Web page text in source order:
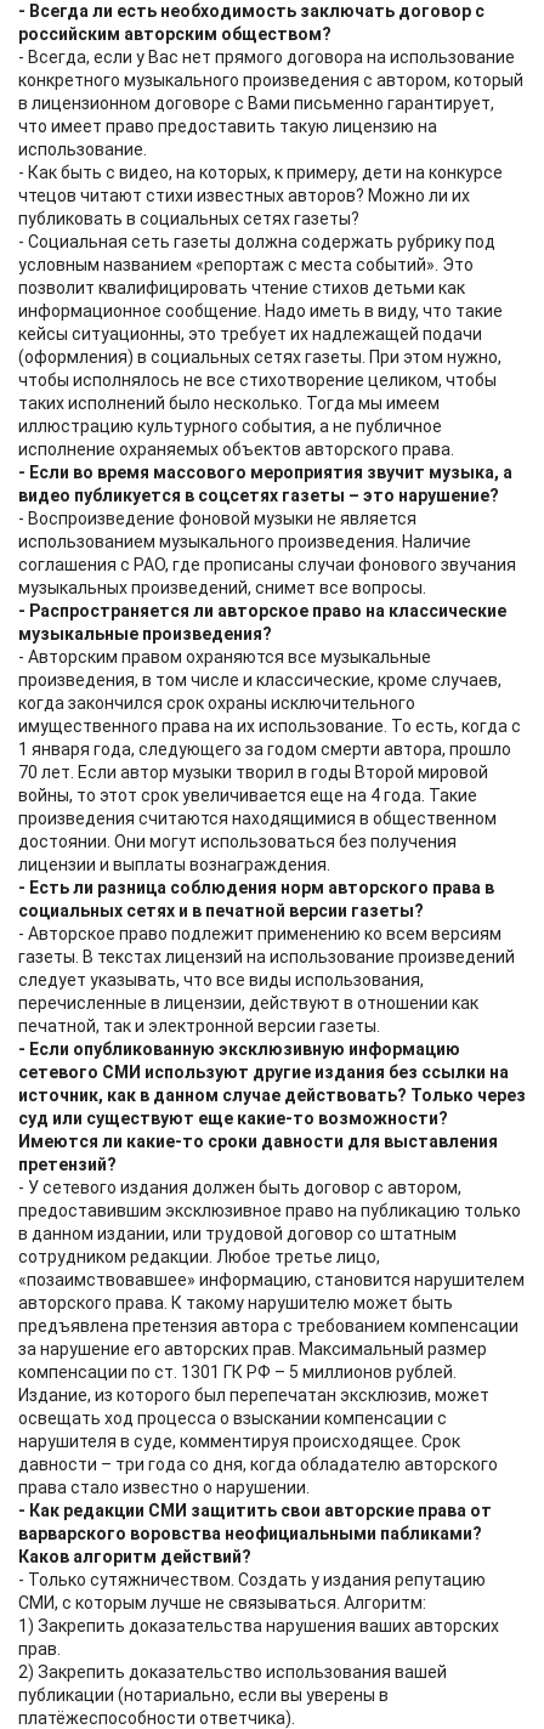
- Всегда ли есть необходимость заключать договор с
российским авторским обществом?
- Всегда, если у Вас нет прямого договора на использование
конкретного музыкального произведения с автором, который
в лицензионном договоре с Вами письменно гарантирует,
что имеет право предоставить такую лицензию на
использование.
- Как быть с видео, на которых, к примеру, дети на конкурсе
чтецов читают стихи известных авторов? Можно ли их
публиковать в социальных сетях газеты?
- Социальная сеть газеты должна содержать рубрику под
условным названием «репортаж с места событий». Это
позволит квалифицировать чтение стихов детьми как
информационное сообщение. Надо иметь в виду, что такие
кейсы ситуационны, это требует их надлежащей подачи
(оформления) в социальных сетях газеты. При этом нужно,
чтобы исполнялось не все стихотворение целиком, чтобы
таких исполнений было несколько. Тогда мы имеем
иллюстрацию культурного события, а не публичное
исполнение охраняемых объектов авторского права.
- Если во время массового мероприятия звучит музыка, а
видео публикуется в соцсетях газеты – это нарушение?
- Воспроизведение фоновой музыки не является
использованием музыкального произведения. Наличие
соглашения с РАО, где прописаны случаи фонового звучания
музыкальных произведений, снимет все вопросы.
- Распространяется ли авторское право на классические
музыкальные произведения?
- Авторским правом охраняются все музыкальные
произведения, в том числе и классические, кроме случаев,
когда закончился срок охраны исключительного
имущественного права на их использование. То есть, когда с
1 января года, следующего за годом смерти автора, прошло
70 лет. Если автор музыки творил в годы Второй мировой
войны, то этот срок увеличивается еще на 4 года. Такие
произведения считаются находящимися в общественном
достоянии. Они могут использоваться без получения
лицензии и выплаты вознаграждения.
- Есть ли разница соблюдения норм авторского права в
социальных сетях и в печатной версии газеты?
- Авторское право подлежит применению ко всем версиям
газеты. В текстах лицензий на использование произведений
следует указывать, что все виды использования,
перечисленные в лицензии, действуют в отношении как
печатной, так и электронной версии газеты.
- Если опубликованную эксклюзивную информацию
сетевого СМИ используют другие издания без ссылки на
источник, как в данном случае действовать? Только через
суд или существуют еще какие-то возможности?
Имеются ли какие-то сроки давности для выставления
претензий?
- У сетевого издания должен быть договор с автором,
предоставившим эксклюзивное право на публикацию только
в данном издании, или трудовой договор со штатным
сотрудником редакции. Любое третье лицо,
«позаимствовавшее» информацию, становится нарушителем
авторского права. К такому нарушителю может быть
предъявлена претензия автора с требованием компенсации
за нарушение его авторских прав. Максимальный размер
компенсации по ст. 1301 ГК РФ – 5 миллионов рублей.
Издание, из которого был перепечатан эксклюзив, может
освещать ход процесса о взыскании компенсации с
нарушителя в суде, комментируя происходящее. Срок
давности – три года со дня, когда обладателю авторского
права стало известно о нарушении.
- Как редакции СМИ защитить свои авторские права от
варварского воровства неофициальными пабликами?
Каков алгоритм действий?
- Только сутяжничеством. Создать у издания репутацию
СМИ, с которым лучше не связываться. Алгоритм:
1) Закрепить доказательства нарушения ваших авторских
прав.
2) Закрепить доказательство использования вашей
публикации (нотариально, если вы уверены в
платёжеспособности ответчика).